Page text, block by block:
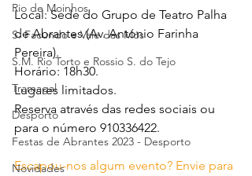
Rio de Moinhos
S. Facundo e Vale das Mós
S.M. Rio Torto e Rossio S. do Tejo
Tramagal
Desporto
Festas de Abrantes 2023 - Desporto
Novidades
Local: Sede do Grupo de Teatro Palha
de Abrantes (Av. António Farinha
Pereira).
Horário: 18h30.
Lugares limitados.
Reserva através das redes sociais ou
para o número 910336422.
Escapou-nos algum evento? Envie para